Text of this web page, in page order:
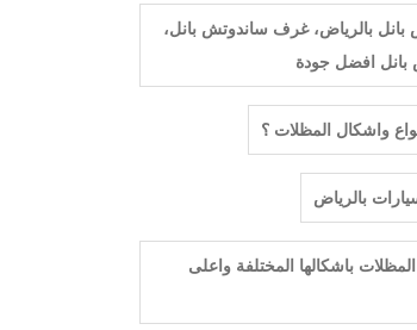
بالرياض، غرف ساندوتش بانل،
بانل افضل جودة
واشكال المظلات ؟
بالرياض
باشكالها المختلفة واعلى